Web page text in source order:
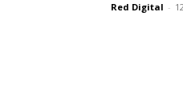
Red Digital -